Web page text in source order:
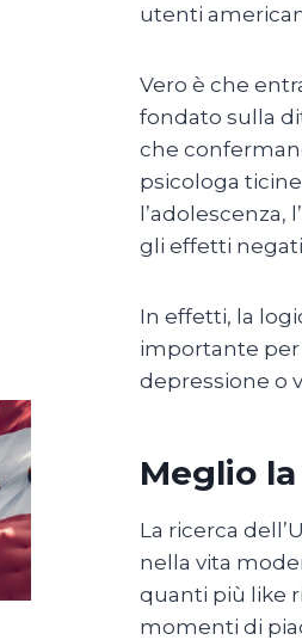
utenti
Vero è che
fondato sulla
che
psicologa
l’adolescenza,
gli effetti
In effetti, la
importante per
depressione o
Meglio la
La ricerca
nella vita
quanti più like
momenti di